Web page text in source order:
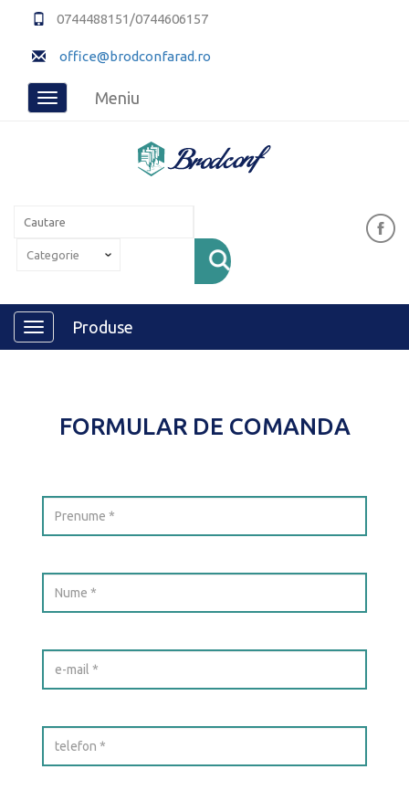
0744488151/0744606157
office@brodconfarad.ro
Toggle
Meniu
Toggle
navigation
Produse
FORMULAR DE COMANDA